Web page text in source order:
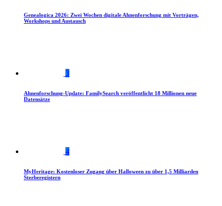
Genealogica 2026: Zwei Wochen digitale Ahnenforschung mit Vorträgen,
Workshops und Austausch
3
Ahnenforschung-Update: FamilySearch veröffentlicht 18 Millionen neue
Datensätze
4
MyHeritage: Kostenloser Zugang über Halloween zu über 1,5 Milliarden
Sterberegistern